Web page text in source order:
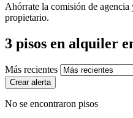
Ahórrate la comisión de agencia
propietario.
3 pisos en alquiler
Más recientes
Crear alerta
No se encontraron pisos